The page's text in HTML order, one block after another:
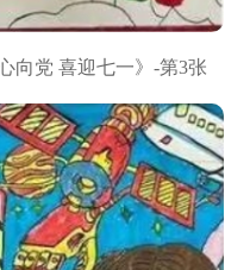
向党 喜迎七一》-第3张